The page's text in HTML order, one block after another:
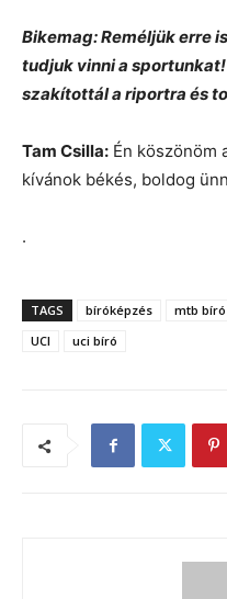
Bikemag: Reméljük erre
tudjuk vinni a
szakítottál a riportra és
Tam Csilla: Én köszönöm
kívánok békés, boldog
.
TAGS bíróképzés mtb bíró
UCI
uci bíró